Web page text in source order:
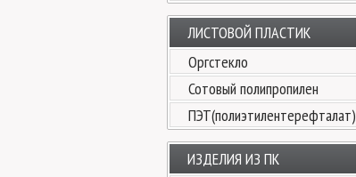
ЛИСТОВОЙ ПЛАСТИК
Оргстекло
Сотовый полипропилен
ПЭТ(полиэтилентерефталат)
ИЗДЕЛИЯ ИЗ ПК